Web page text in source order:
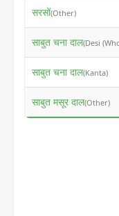
सरसों(Other)
साबुत चना दाल(Desi
साबुत चना दाल(Kanta)
साबुत मसूर दाल(Other)